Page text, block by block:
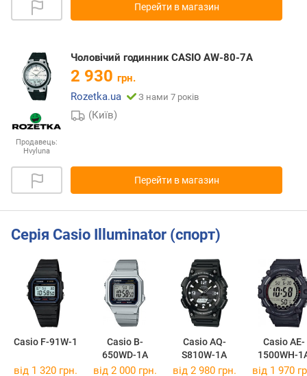
Перейти в магазин
Продавець:
Hvyluna
Чоловічий годинник CASIO AW-80-7A
2 930 грн.
Rozetka.ua
З нами 7 років
(Київ)
Перейти в магазин
Серія Casio Illuminator (спорт)
Casio F-91W-1
Casio B-
650WD-1A
Casio AQ-
S810W-1A
Casio AE-
1500WH-
від 1 320 грн. від 2 000 грн. від 2 980 грн. від 1 970